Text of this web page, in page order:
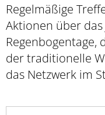
Regelmäßige
Aktionen über das
der traditionelle
das Netzwerk im